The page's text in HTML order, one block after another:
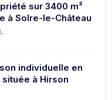
sur 3400 m²
à Solre-le-Château
individuelle en
à Hirson